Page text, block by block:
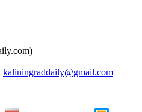
kaliningraddaily@gmail.com